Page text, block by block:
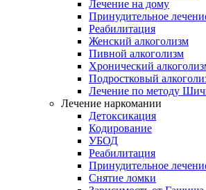
Лечение на дому
Принудительное
Реабилитация
Женский алкоголизм
Пивной алкоголизм
Хронический
Подростковый
Лечение по методу
Лечение наркомании
Детоксикация
Кодирование
УБОД
Реабилитация
Принудительное
Снятие ломки